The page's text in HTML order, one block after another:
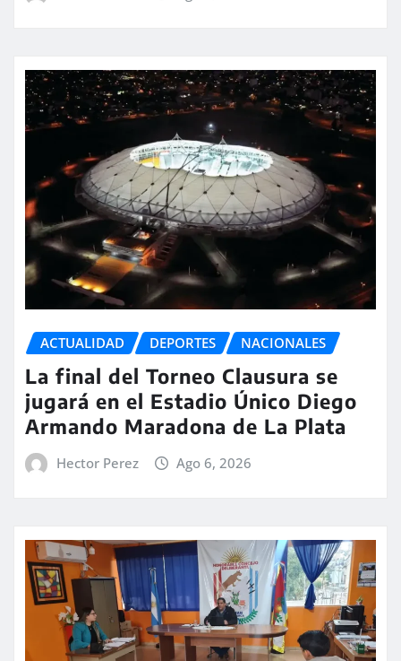
ACTUALIDAD DEPORTES NACIONALES
La final del Torneo Clausura se
jugará en el Estadio Único Diego
Armando Maradona de La Plata
Hector Perez Ago 6, 2026